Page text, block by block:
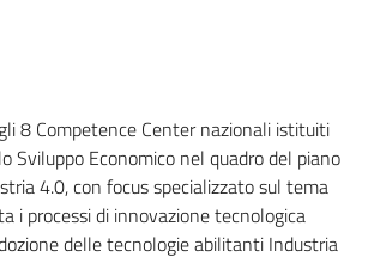
8 Competence Center nazionali istituiti
Sviluppo Economico nel quadro del piano
4.0, con focus specializzato sul tema
i processi di innovazione tecnologica
delle tecnologie abilitanti Industria